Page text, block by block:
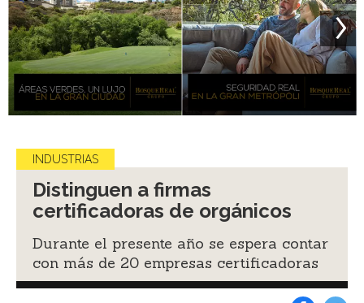
INDUSTRIAS
Distinguen a firmas
certificadoras de orgánicos
Durante el presente año se espera contar
con más de 20 empresas certificadoras